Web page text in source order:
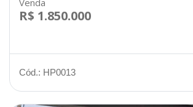
Venda
R$ 1.850.000
Cód.: HP0013